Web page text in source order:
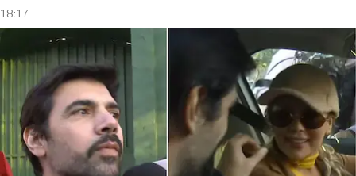
18:17